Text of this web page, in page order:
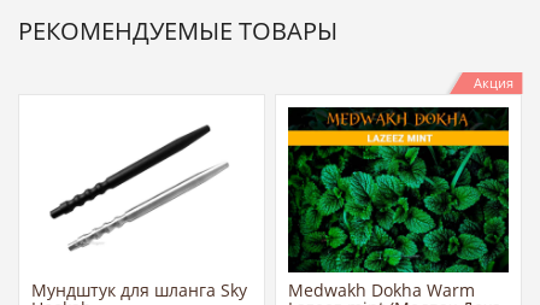
РЕКОМЕНДУЕМЫЕ ТОВАРЫ
Мундштук для шланга Sky
Акция
Medwakh Dokha Warm